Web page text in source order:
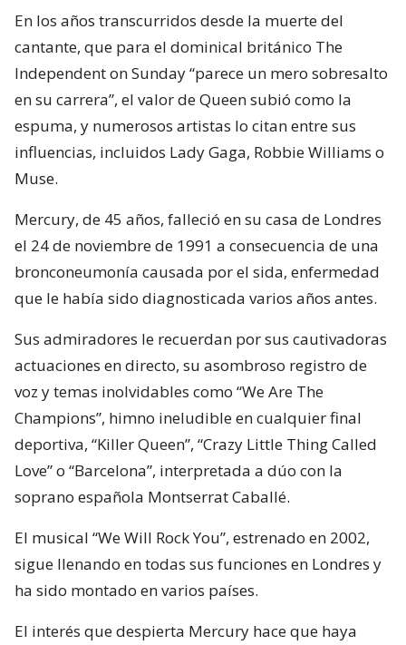
En los años transcurridos desde la muerte del
cantante, que para el dominical británico The
Independent on Sunday “parece un mero sobresalto
en su carrera”, el valor de Queen subió como la
espuma, y numerosos artistas lo citan entre sus
influencias, incluidos Lady Gaga, Robbie Williams o
Muse.
Mercury, de 45 años, falleció en su casa de Londres
el 24 de noviembre de 1991 a consecuencia de una
bronconeumonía causada por el sida, enfermedad
que le había sido diagnosticada varios años antes.
Sus admiradores le recuerdan por sus cautivadoras
actuaciones en directo, su asombroso registro de
voz y temas inolvidables como “We Are The
Champions”, himno ineludible en cualquier final
deportiva, “Killer Queen”, “Crazy Little Thing Called
Love” o “Barcelona”, interpretada a dúo con la
soprano española Montserrat Caballé.
El musical “We Will Rock You”, estrenado en 2002,
sigue llenando en todas sus funciones en Londres y
ha sido montado en varios países.
El interés que despierta Mercury hace que haya